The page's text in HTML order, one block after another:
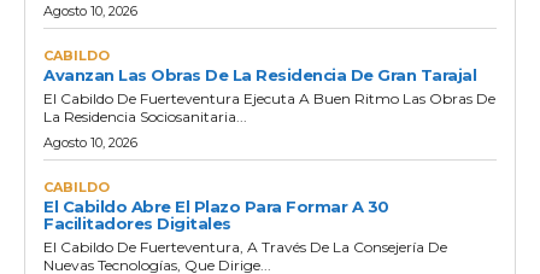
Agosto 10, 2026
CABILDO
Avanzan Las Obras De La Residencia De Gran Tarajal
El Cabildo De Fuerteventura Ejecuta A Buen Ritmo Las Obras De
La Residencia Sociosanitaria...
Agosto 10, 2026
CABILDO
El Cabildo Abre El Plazo Para Formar A 30
Facilitadores Digitales
El Cabildo De Fuerteventura, A Través De La Consejería De
Nuevas Tecnologías, Que Dirige...